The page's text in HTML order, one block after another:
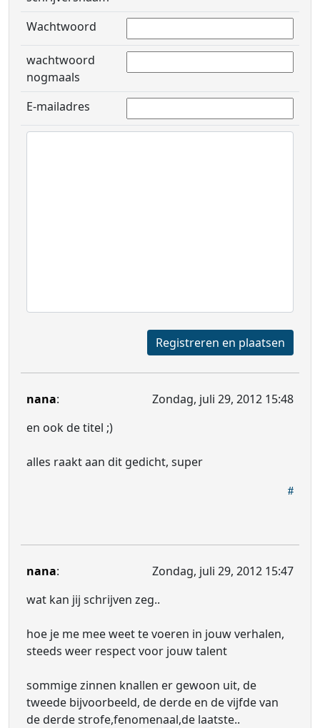
Wachtwoord
wachtwoord
nogmaals
E-mailadres
Registreren en plaatsen
nana:
Zondag, juli 29, 2012 15:48
en ook de titel ;)
alles raakt aan dit gedicht, super
nana:
Zondag, juli 29, 2012 15:47
wat kan jij schrijven zeg..
hoe je me mee weet te voeren in jouw verhalen,
steeds weer respect voor jouw talent
sommige zinnen knallen er gewoon uit, de
tweede bijvoorbeeld, de derde en de vijfde van
de derde strofe,fenomenaal,de laatste..